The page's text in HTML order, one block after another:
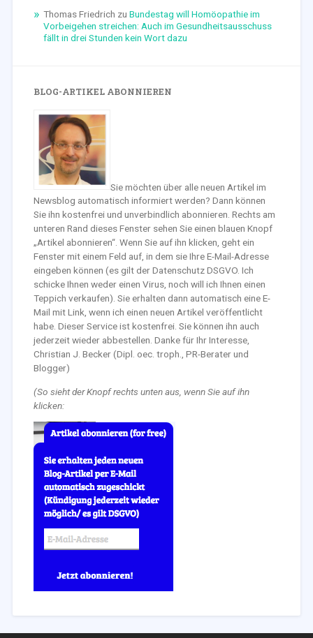
Thomas Friedrich zu Bundestag will Homöopathie im
Vorbeigehen streichen: Auch im Gesundheitsausschuss
fällt in drei Stunden kein Wort dazu
BLOG-ARTIKEL ABONNIEREN
Sie möchten über alle neuen Artikel im
Newsblog automatisch informiert werden? Dann können
Sie ihn kostenfrei und unverbindlich abonnieren. Rechts am
unteren Rand dieses Fenster sehen Sie einen blauen Knopf
„Artikel abonnieren“. Wenn Sie auf ihn klicken, geht ein
Fenster mit einem Feld auf, in dem sie Ihre E-Mail-Adresse
eingeben können (es gilt der Datenschutz DSGVO. Ich
schicke Ihnen weder einen Virus, noch will ich Ihnen einen
Teppich verkaufen). Sie erhalten dann automatisch eine E-
Mail mit Link, wenn ich einen neuen Artikel veröffentlicht
habe. Dieser Service ist kostenfrei. Sie können ihn auch
jederzeit wieder abbestellen. Danke für Ihr Interesse,
Christian J. Becker (Dipl. oec. troph., PR-Berater und
Blogger)
(So sieht der Knopf rechts unten aus, wenn Sie auf ihn
klicken: